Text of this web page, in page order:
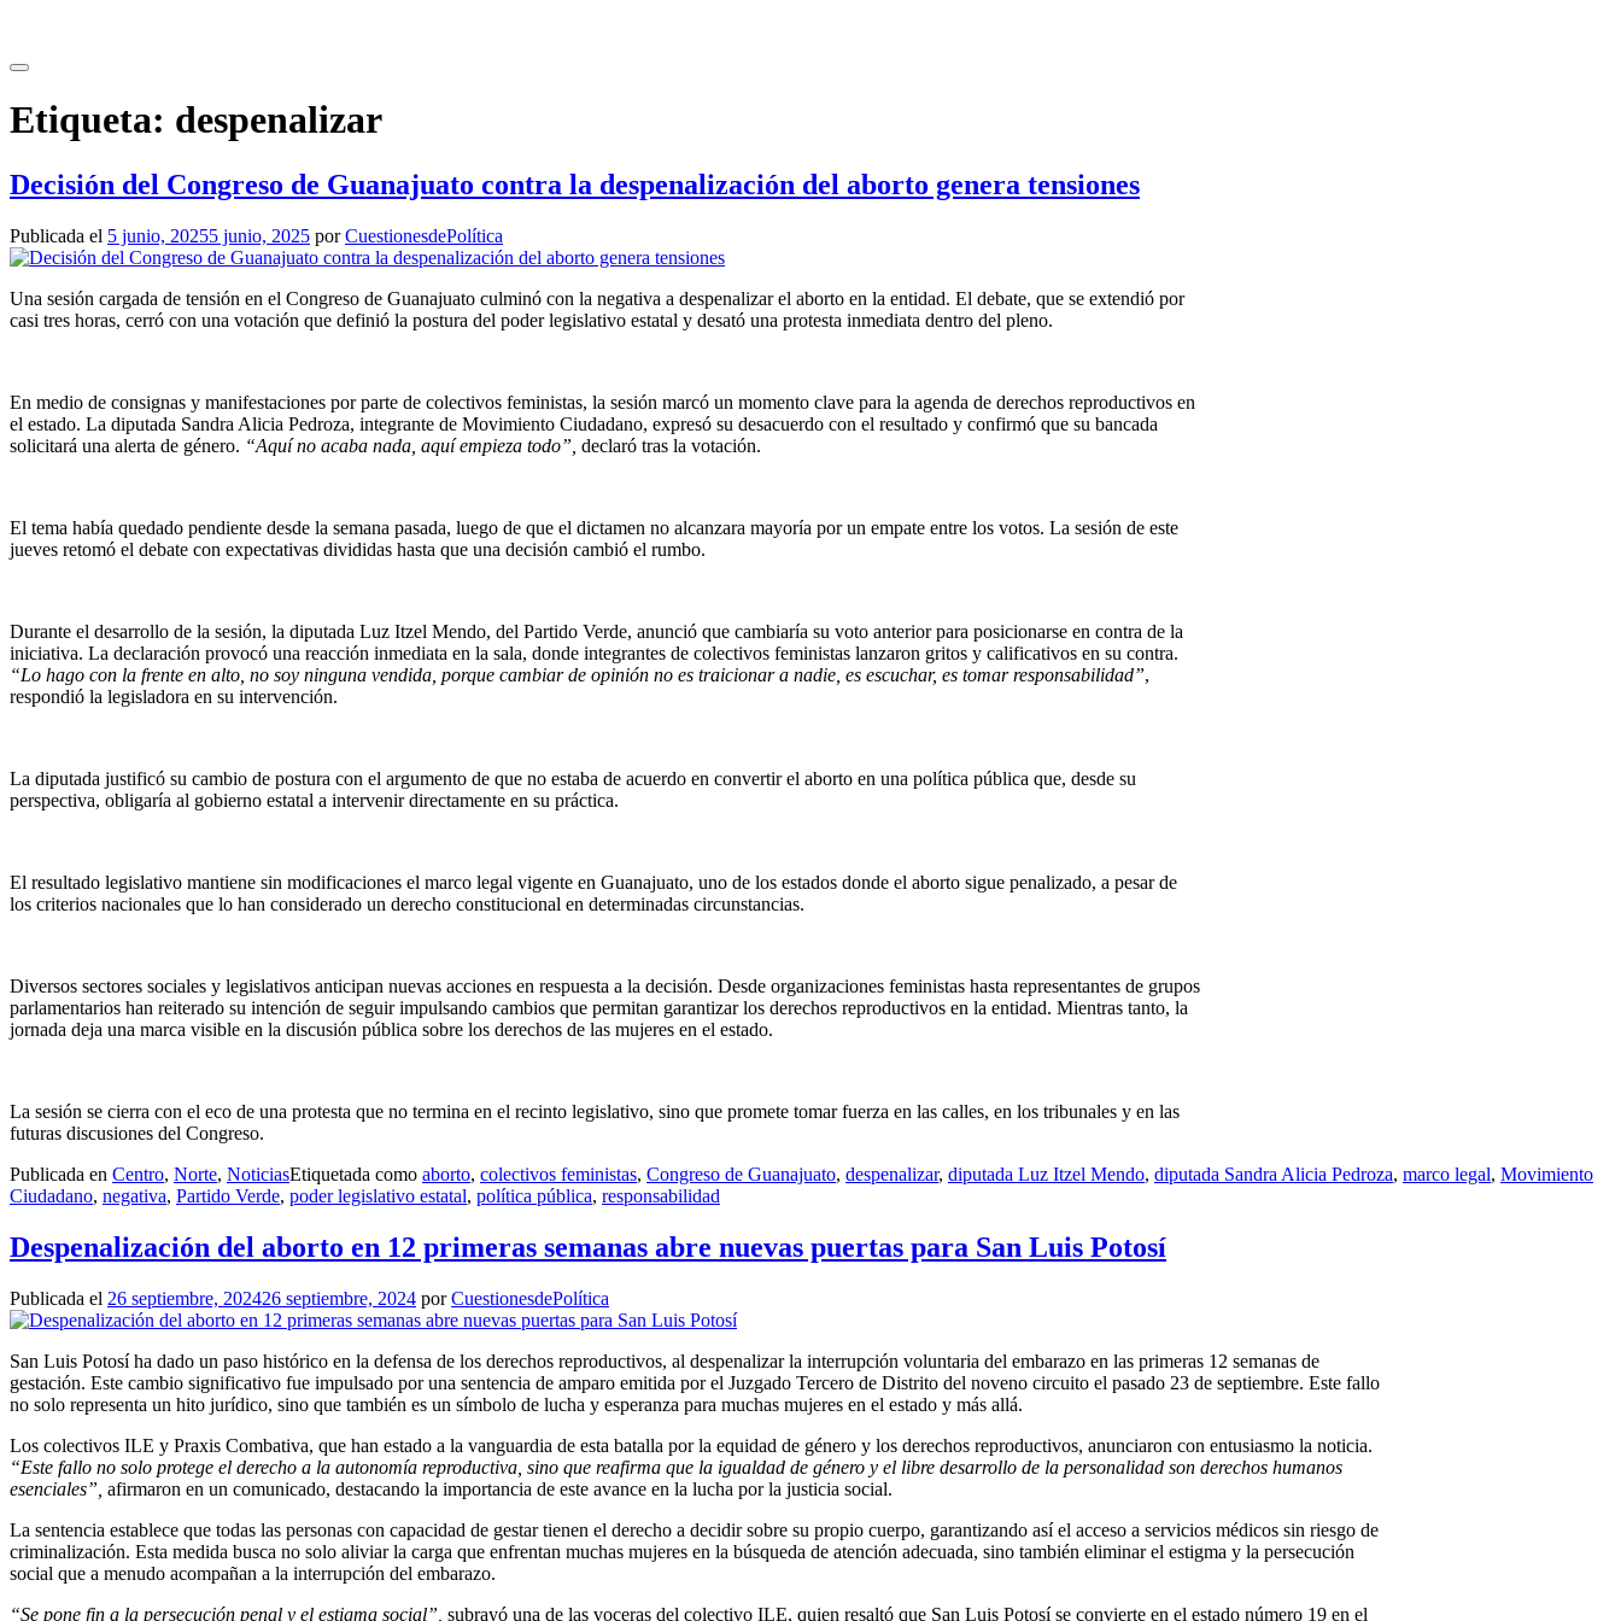
contenido
Etiqueta: despenalizar
Decisión del Congreso de Guanajuato contra la despenalización del aborto genera tensiones
Publicada el 5 junio, 20255 junio, 2025 porCuestionesdePolítica
Una sesión cargada de tensión en el Congreso de Guanajuato culminó con la negativa a despenalizar el aborto en la entidad. El debate, que se extendió por
casi tres horas, cerró con una votación que definió la postura del poder legislativo estatal y desató una protesta inmediata dentro del pleno.
En medio de consignas y manifestaciones por parte de colectivos feministas, la sesión marcó un momento clave para la agenda de derechos reproductivos en
el estado. La diputada Sandra Alicia Pedroza, integrante de Movimiento Ciudadano, expresó su desacuerdo con el resultado y confirmó que su bancada
solicitará una alerta de género. “Aquí no acaba nada, aquí empieza todo”, declaró tras la votación.
El tema había quedado pendiente desde la semana pasada, luego de que el dictamen no alcanzara mayoría por un empate entre los votos. La sesión de este
jueves retomó el debate con expectativas divididas hasta que una decisión cambió el rumbo.
Durante el desarrollo de la sesión, la diputada Luz Itzel Mendo, del Partido Verde, anunció que cambiaría su voto anterior para posicionarse en contra de la
iniciativa. La declaración provocó una reacción inmediata en la sala, donde integrantes de colectivos feministas lanzaron gritos y calificativos en su contra.
“Lo hago con la frente en alto, no soy ninguna vendida, porque cambiar de opinión no es traicionar a nadie, es escuchar, es tomar responsabilidad”,
respondió la legisladora en su intervención.
La diputada justificó su cambio de postura con el argumento de que no estaba de acuerdo en convertir el aborto en una política pública que, desde su
perspectiva, obligaría al gobierno estatal a intervenir directamente en su práctica.
El resultado legislativo mantiene sin modificaciones el marco legal vigente en Guanajuato, uno de los estados donde el aborto sigue penalizado, a pesar de
los criterios nacionales que lo han considerado un derecho constitucional en determinadas circunstancias.
Diversos sectores sociales y legislativos anticipan nuevas acciones en respuesta a la decisión. Desde organizaciones feministas hasta representantes de grupos
parlamentarios han reiterado su intención de seguir impulsando cambios que permitan garantizar los derechos reproductivos en la entidad. Mientras tanto, la
jornada deja una marca visible en la discusión pública sobre los derechos de las mujeres en el estado.
La sesión se cierra con el eco de una protesta que no termina en el recinto legislativo, sino que promete tomar fuerza en las calles, en los tribunales y en las
futuras discusiones del Congreso.
Publicada en Centro, Norte, NoticiasEtiquetada como aborto, colectivos feministas, Congreso de Guanajuato, despenalizar, diputada Luz Itzel Mendo, diputada Sandra Alicia Pedroza, marco legal, Movimiento
Ciudadano, negativa, Partido Verde, poder legislativo estatal, política pública, responsabilidad
Despenalización del aborto en 12 primeras semanas abre nuevas puertas para San Luis Potosí
Publicada el 26 septiembre, 202426 septiembre, 2024 porCuestionesdePolítica
San Luis Potosí ha dado un paso histórico en la defensa de los derechos reproductivos, al despenalizar la interrupción voluntaria del embarazo en las primeras 12 semanas de
gestación. Este cambio significativo fue impulsado por una sentencia de amparo emitida por el Juzgado Tercero de Distrito del noveno circuito el pasado 23 de septiembre. Este fallo
no solo representa un hito jurídico, sino que también es un símbolo de lucha y esperanza para muchas mujeres en el estado y más allá.
Los colectivos ILE y Praxis Combativa, que han estado a la vanguardia de esta batalla por la equidad de género y los derechos reproductivos, anunciaron con entusiasmo la noticia.
“Este fallo no solo protege el derecho a la autonomía reproductiva, sino que reafirma que la igualdad de género y el libre desarrollo de la personalidad son derechos humanos
esenciales”, afirmaron en un comunicado, destacando la importancia de este avance en la lucha por la justicia social.
La sentencia establece que todas las personas con capacidad de gestar tienen el derecho a decidir sobre su propio cuerpo, garantizando así el acceso a servicios médicos sin riesgo de
criminalización. Esta medida busca no solo aliviar la carga que enfrentan muchas mujeres en la búsqueda de atención adecuada, sino también eliminar el estigma y la persecución
social que a menudo acompañan a la interrupción del embarazo.
“Se pone fin a la persecución penal y el estigma social”, subrayó una de las voceras del colectivo ILE, quien resaltó que San Luis Potosí se convierte en el estado número 19 en el